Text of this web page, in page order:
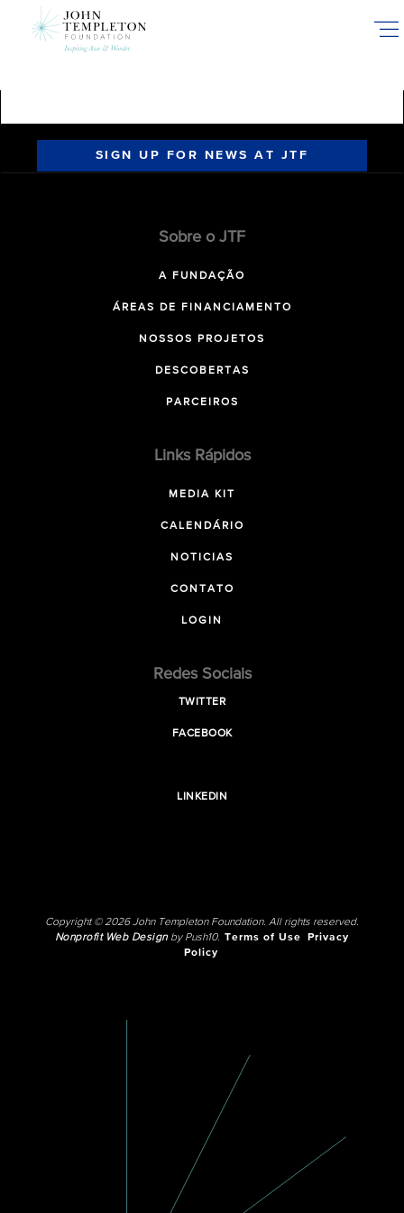
SIGN UP FOR NEWS AT JTF
Sobre o JTF
A FUNDAÇÃO
ÁREAS DE FINANCIAMENTO
NOSSOS PROJETOS
DESCOBERTAS
PARCEIROS
Links Rápidos
MEDIA KIT
CALENDÁRIO
NOTICIAS
CONTATO
LOGIN
Redes Sociais
TWITTER
FACEBOOK
LINKEDIN
Copyright © 2026 John Templeton Foundation. All rights reserved.
Nonprofit Web Designby Push10. Terms of Use
Privacy
Policy